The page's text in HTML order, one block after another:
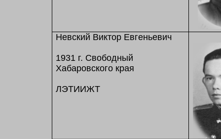
Невский Виктор Евгеньевич
1931 г. Свободный
Хабаровского края
ЛЭТИИЖТ